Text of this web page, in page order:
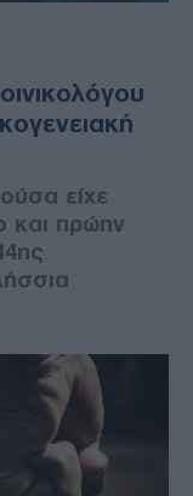
είχε
και πρώην